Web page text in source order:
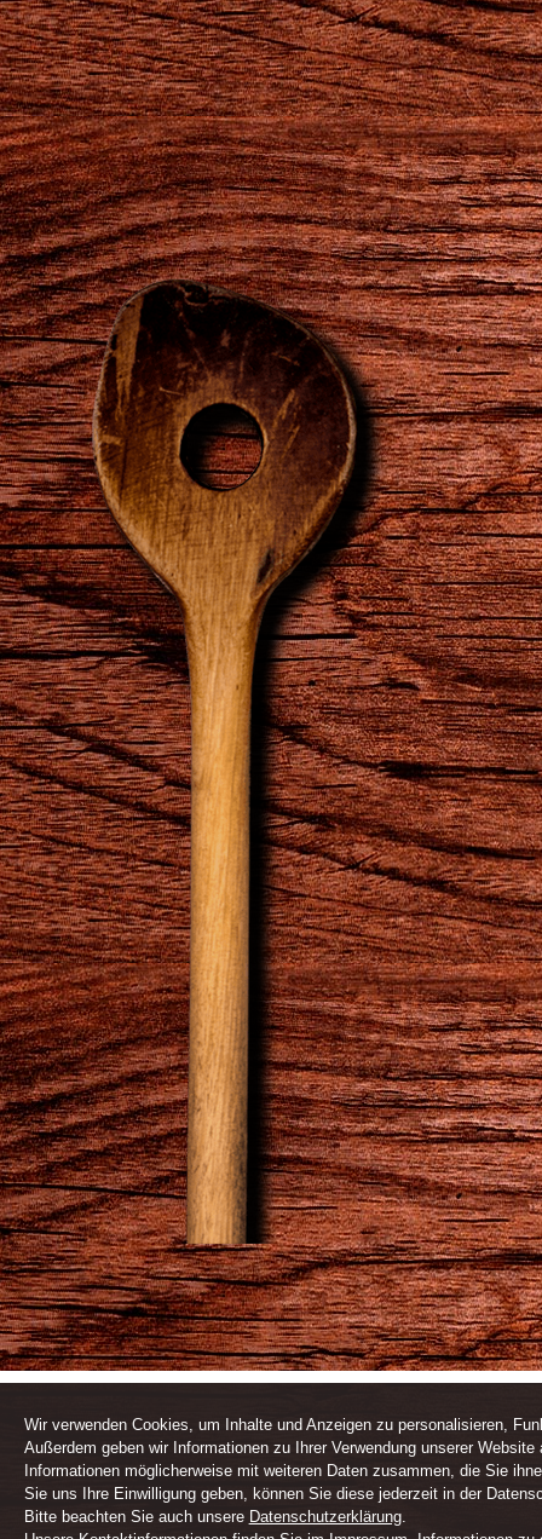
Wir verwenden Cookies, um Inhalte und Anzeigen zu personalisieren,
Außerdem geben wir Informationen zu Ihrer Verwendung unserer
Informationen möglicherweise mit weiteren Daten zusammen, die Sie
Sie uns Ihre Einwilligung geben, können Sie diese jederzeit in der
Bitte beachten Sie auch unsere Datenschutzerklärung.